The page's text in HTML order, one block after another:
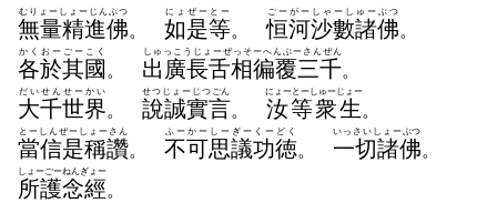
無量精進佛
むりょーしょーじんぶつ
。 如是等
にょぜーとー
。恒河沙數諸佛
ごーがーしゃーしゅーぶつ
。
各於其國
かくおーごーこく
。 出廣長舌相徧覆三千
しゅっこうじょーぜっそーへんぶーさんぜん
。
大千世界
だいせんせーかい
。 說誠實言
せつじょーじつごん
。 汝等衆生
にょーとーしゅーじょー
。
當信是稱讚
とーしんぜーしょーさん
。 不可思議功徳
ふーかーしーぎーくーどく
。 一切諸佛
いっさいしょーぶつ
。
所護念經
しょーごーねんぎょー
。